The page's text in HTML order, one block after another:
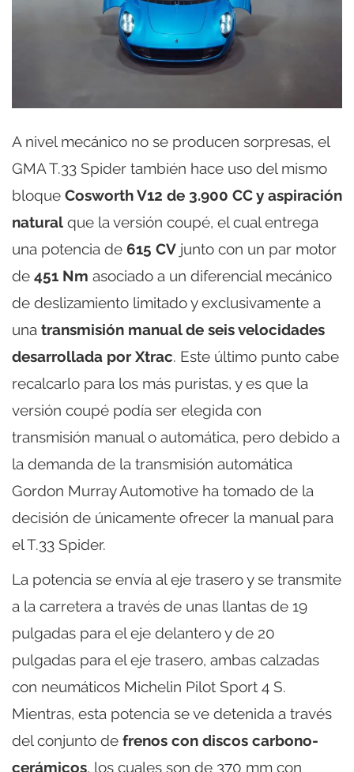
A nivel mecánico no se producen sorpresas, el
GMA T.33 Spider también hace uso del mismo
bloque Cosworth V12 de 3.900 CC y aspiración
natural que la versión coupé, el cual entrega
una potencia de 615 CV junto con un par motor
de 451 Nm asociado a un diferencial mecánico
de deslizamiento limitado y exclusivamente a
una transmisión manual de seis velocidades
desarrollada por Xtrac. Este último punto cabe
recalcarlo para los más puristas, y es que la
versión coupé podía ser elegida con
transmisión manual o automática, pero debido a
la demanda de la transmisión automática
Gordon Murray Automotive ha tomado de la
decisión de únicamente ofrecer la manual para
el T.33 Spider.
La potencia se envía al eje trasero y se transmite
a la carretera a través de unas llantas de 19
pulgadas para el eje delantero y de 20
pulgadas para el eje trasero, ambas calzadas
con neumáticos Michelin Pilot Sport 4 S.
Mientras, esta potencia se ve detenida a través
del conjunto de frenos con discos carbono-
cerámicos, los cuales son de 370 mm con